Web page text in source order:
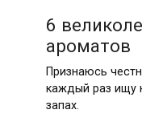
6
ароматов
Признаюсь
каждый раз ищу
запах.